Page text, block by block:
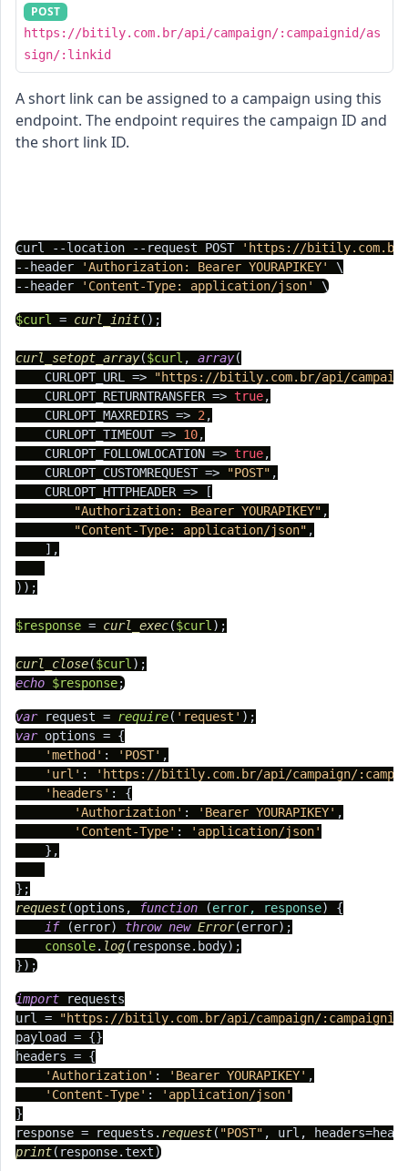
POST
https://bitily.com.br/api/campaign/:campaignid/as
sign/:linkid
A short link can be assigned to a campaign using this
endpoint. The endpoint requires the campaign ID and
the short link ID.
curl --location --request POST
'https://bitily.com.br/
--header
'Authorization: Bearer YOURAPIKEY'
\
--header
'Content-Type: application/json'
$curl = curl_init();
curl_setopt_array($curl , array(
    CURLOPT_URL =>
"https://bitily.com.br/api/
    CURLOPT_RETURNTRANSFER =>
true,
    CURLOPT_MAXREDIRS =>
2,
    CURLOPT_TIMEOUT =>
10,
    CURLOPT_FOLLOWLOCATION =>
true,
    CURLOPT_CUSTOMREQUEST =>
"POST" ,
    CURLOPT_HTTPHEADER => [
"Authorization: Bearer YOURAPIKEY" ,
"Content-Type: application/json" ,
    ],
));
$response = curl_exec($curl );
curl_close($curl
echo $response;
var request = require( 'request'
var options = {
'method' : 'POST' ,
'url' :
'https://bitily.com.br/api/campaign/
'headers' : {
'Authorization' : 'Bearer YOURAPIKEY' ,
'Content-Type' :
'application/json'
    },
request(options, function (error, response) {
if (error) throw new Error(error);
console. log(response. body);
});
import requests
url =
"https://bitily.com.br/api/campaign/
payload = {}
headers = {
'Authorization' : 'Bearer YOURAPIKEY' ,
'Content-Type' :
'application/json'
}
response = requests. request( "POST"
print(response.text